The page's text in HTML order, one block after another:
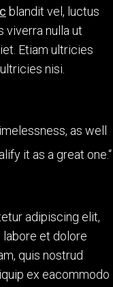
blandit vel, luctus
viverra nulla ut
Etiam ultricies
nisi.
as well
it as a great one.“
adipiscing elit,
et dolore
quis nostrud
ex eacommodo